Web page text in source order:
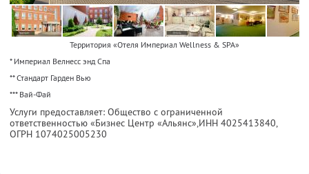
Территория «Отеля Империал Wellness & SPA»
* Империал Велнесс энд Спа
** Стандарт Гарден Вью
*** Вай-Фай
Услуги предоставляет: Общество с ограниченной
ответственностью «Бизнес Центр «Альянс»,ИНН 4025413840,
ОГРН 1074025005230